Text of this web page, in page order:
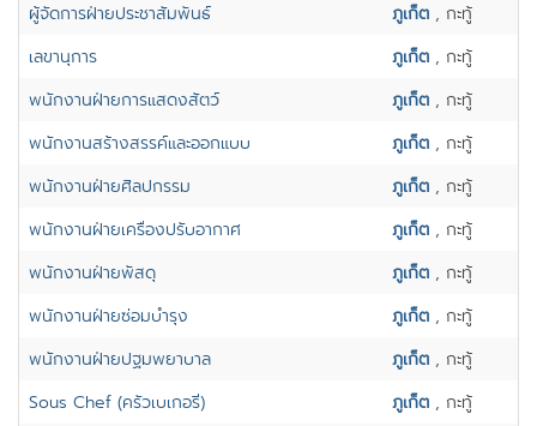
ผู้จัดการฝ่ายประชาสัมพันธ์
ภูเก็ต , กะทู้
เลขานุการ
ภูเก็ต , กะทู้
พนักงานฝ่ายการแสดงสัตว์
ภูเก็ต , กะทู้
พนักงานสร้างสรรค์และออกแบบ
ภูเก็ต , กะทู้
พนักงานฝ่ายศิลปกรรม
ภูเก็ต , กะทู้
พนักงานฝ่ายเครื่องปรับอากาศ
ภูเก็ต , กะทู้
พนักงานฝ่ายพัสดุ
ภูเก็ต , กะทู้
พนักงานฝ่ายซ่อมบำรุง
ภูเก็ต , กะทู้
พนักงานฝ่ายปฐมพยาบาล
ภูเก็ต , กะทู้
Sous Chef (ครัวเบเกอรี่)
ภูเก็ต , กะทู้